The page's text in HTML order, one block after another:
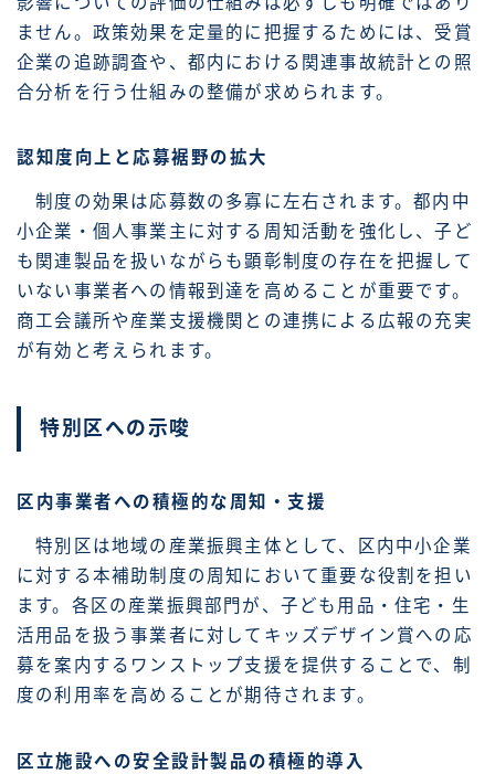
ません。政策効果を定量的に把握するためには、受賞
企業の追跡調査や、都内における関連事故統計との照
合分析を行う仕組みの整備が求められます。
認知度向上と応募裾野の拡大
制度の効果は応募数の多寡に左右されます。都内中
小企業・個人事業主に対する周知活動を強化し、子ど
も関連製品を扱いながらも顕彰制度の存在を把握して
いない事業者への情報到達を高めることが重要です。
商工会議所や産業支援機関との連携による広報の充実
が有効と考えられます。
特別区への示唆
区内事業者への積極的な周知・支援
特別区は地域の産業振興主体として、区内中小企業
に対する本補助制度の周知において重要な役割を担い
ます。各区の産業振興部門が、子ども用品・住宅・生
活用品を扱う事業者に対してキッズデザイン賞への応
募を案内するワンストップ支援を提供することで、制
度の利用率を高めることが期待されます。
区立施設への安全設計製品の積極的導入